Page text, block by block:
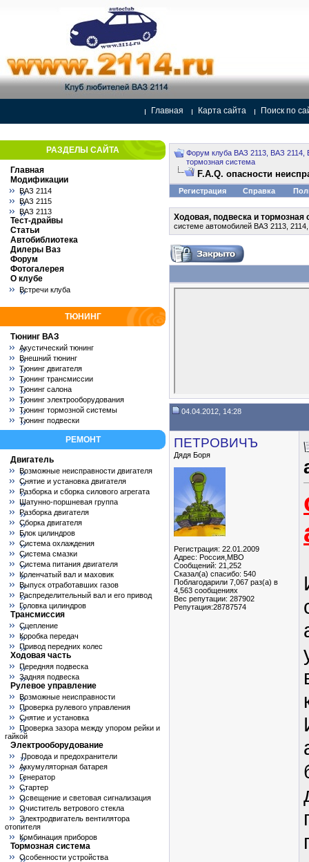
Главная Карта сайта Поиск по
РАЗДЕЛЫ САЙТА
Главная
Модификации
ВАЗ 2114
ВАЗ 2115
ВАЗ 2113
Тест-драйвы
Статьи
Автобиблиотека
Дилеры Ваз
Форум
Фотогалерея
О клубе
Встречи клуба
ТЮНИНГ
Тюнинг ВАЗ
Акустический тюнинг
Внешний тюнинг
Тюнинг двигателя
Тюнинг трансмиссии
Тюнинг салона
Тюнинг электрооборудования
Тюнинг тормозной системы
Тюнинг подвески
РЕМОНТ
Двигатель
Возможные неисправности двигателя
Снятие и установка двигателя
Разборка и сборка силового агрегата
Шатунно-поршневая группа
Разборка двигателя
Сборка двигателя
Блок цилиндров
Система охлаждения
Система смазки
Система питания двигателя
Коленчатый вал и маховик
Выпуск отработавших газов
Распределительный вал и его привод
Головка цилиндров
Трансмиссия
Сцепление
Коробка передач
Привод передних колес
Ходовая часть
Передняя подвеска
Задняя подвеска
Рулевое управление
Возможные неисправности
Проверка рулевого управления
Снятие и установка
Проверка зазора между упором рейки и
гайкой
Электрооборудование
Провода и предохранители
Аккумуляторная батарея
Генератор
Стартер
Освещение и световая сигнализация
Очиститель ветрового стекла
Электродвигатель вентилятора
отопителя
Комбинация приборов
Тормозная система
Особенности устройства
Форум клуба ВАЗ 2113, ВАЗ 2114,
тормозная система
F.A.Q. опасности
Регистрация Справка
Ходовая, подвеска и тормозная
системе автомобилей ВАЗ 2113, 2114,
04.04.2012, 14:28
ПЕТРОВИЧЪ
Дядя Боря
Регистрация: 22.01.2009
Адрес: Россия,МВО
Сообщений: 21,252
Сказал(а) спасибо: 540
Поблагодарили 7,067 раз(а) в
4,563 сообщениях
Вес репутации: 287902
Репутация:28787574